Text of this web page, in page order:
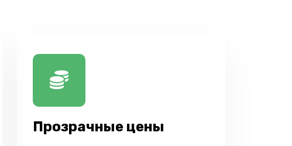
Прозрачные цены